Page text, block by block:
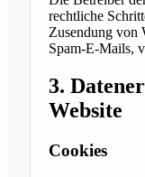
rechtliche
Zusendung von
Spam-E-Mails,
3.
Website
Cookies